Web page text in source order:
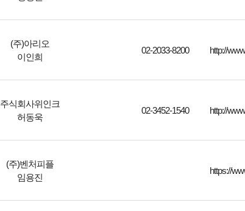
(주)아리오
이인희
02-2033-8200 http://
주식회사위인크
허동욱
02-3452-1540 http://
(주)벤처피플
임용진
https://